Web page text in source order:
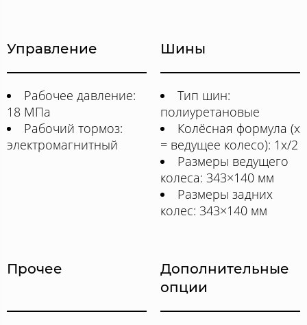
Управление
Рабочее давление:
18 МПа
Рабочий тормоз:
электромагнитный
Шины
Тип шин:
полиуретановые
Колёсная формула (x
= ведущее колесо): 1x/2
Размеры ведущего
колеса: 343×140 мм
Размеры задних
колес: 343×140 мм
Прочее
Дополнительные
опции